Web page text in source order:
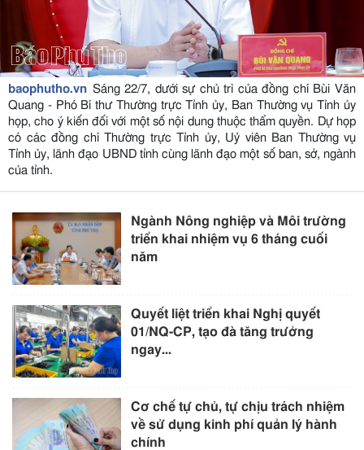
baophutho.vn Sáng 22/7, dưới sự chủ trì của đồng chí Bùi Văn
Quang - Phó Bí thư Thường trực Tỉnh ủy, Ban Thường vụ Tỉnh ủy
họp, cho ý kiến đối với một số nội dung thuộc thẩm quyền. Dự họp
có các đồng chí Thường trực Tỉnh ủy, Uỷ viên Ban Thường vụ
Tỉnh ủy, lãnh đạo UBND tỉnh cùng lãnh đạo một số ban, sở, ngành
của tỉnh.
Ngành Nông nghiệp và Môi trường
triển khai nhiệm vụ 6 tháng cuối
năm
Quyết liệt triển khai Nghị quyết
01/NQ-CP, tạo đà tăng trưởng
ngay...
Cơ chế tự chủ, tự chịu trách nhiệm
về sử dụng kinh phí quản lý hành
chính